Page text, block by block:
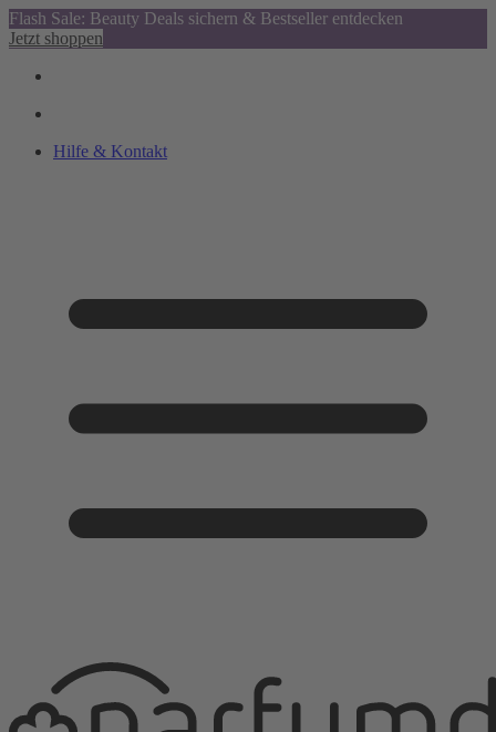
Flash Sale: Beauty Deals sichern & Bestseller entdecken
Jetzt shoppen
Hilfe & Kontakt